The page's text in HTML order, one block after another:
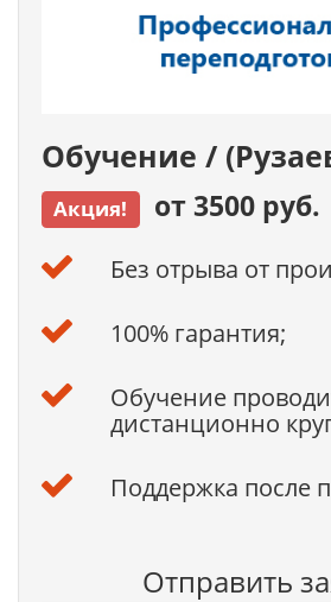
Обучение /
Акция! от 3500 руб.
Без отрыва от
100% гарантия;
Обучение
дистанционно
Поддержка после
Отправить